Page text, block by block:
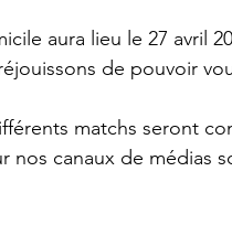
aura lieu le 27 avril
de pouvoir
matchs seront
nos canaux de médias